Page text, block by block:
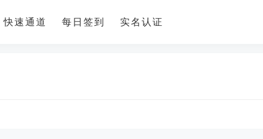
快速通道 每日签到 实名认证